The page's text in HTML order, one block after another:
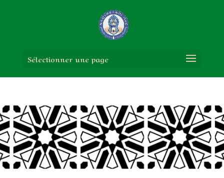
Sélectionner une page